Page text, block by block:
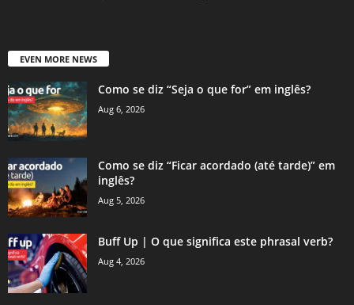
EVEN MORE NEWS
Como se diz “Seja o que for” em inglês?
Aug 6, 2026
Como se diz “Ficar acordado (até tarde)” em
inglês?
Aug 5, 2026
Buff Up | O que significa este phrasal verb?
Aug 4, 2026